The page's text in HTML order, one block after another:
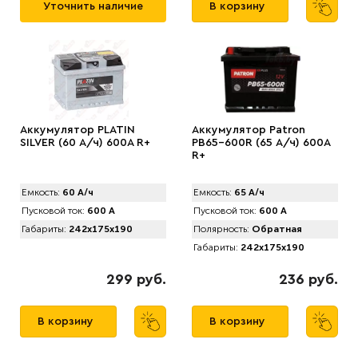
Уточнить наличие В корзину
Аккумулятор PLATIN
SILVER (60 А/ч) 600A R+
Емкость: 60 А/ч
Пусковой ток: 600 А
Габариты: 242x175x190
299 руб.
В корзину
Аккумулятор Patron
PB65-600R (65 А/ч) 600A
R+
Емкость: 65 А/ч
Пусковой ток: 600 А
Полярность: Обратная
Габариты: 242x175x190
236 руб.
В корзину